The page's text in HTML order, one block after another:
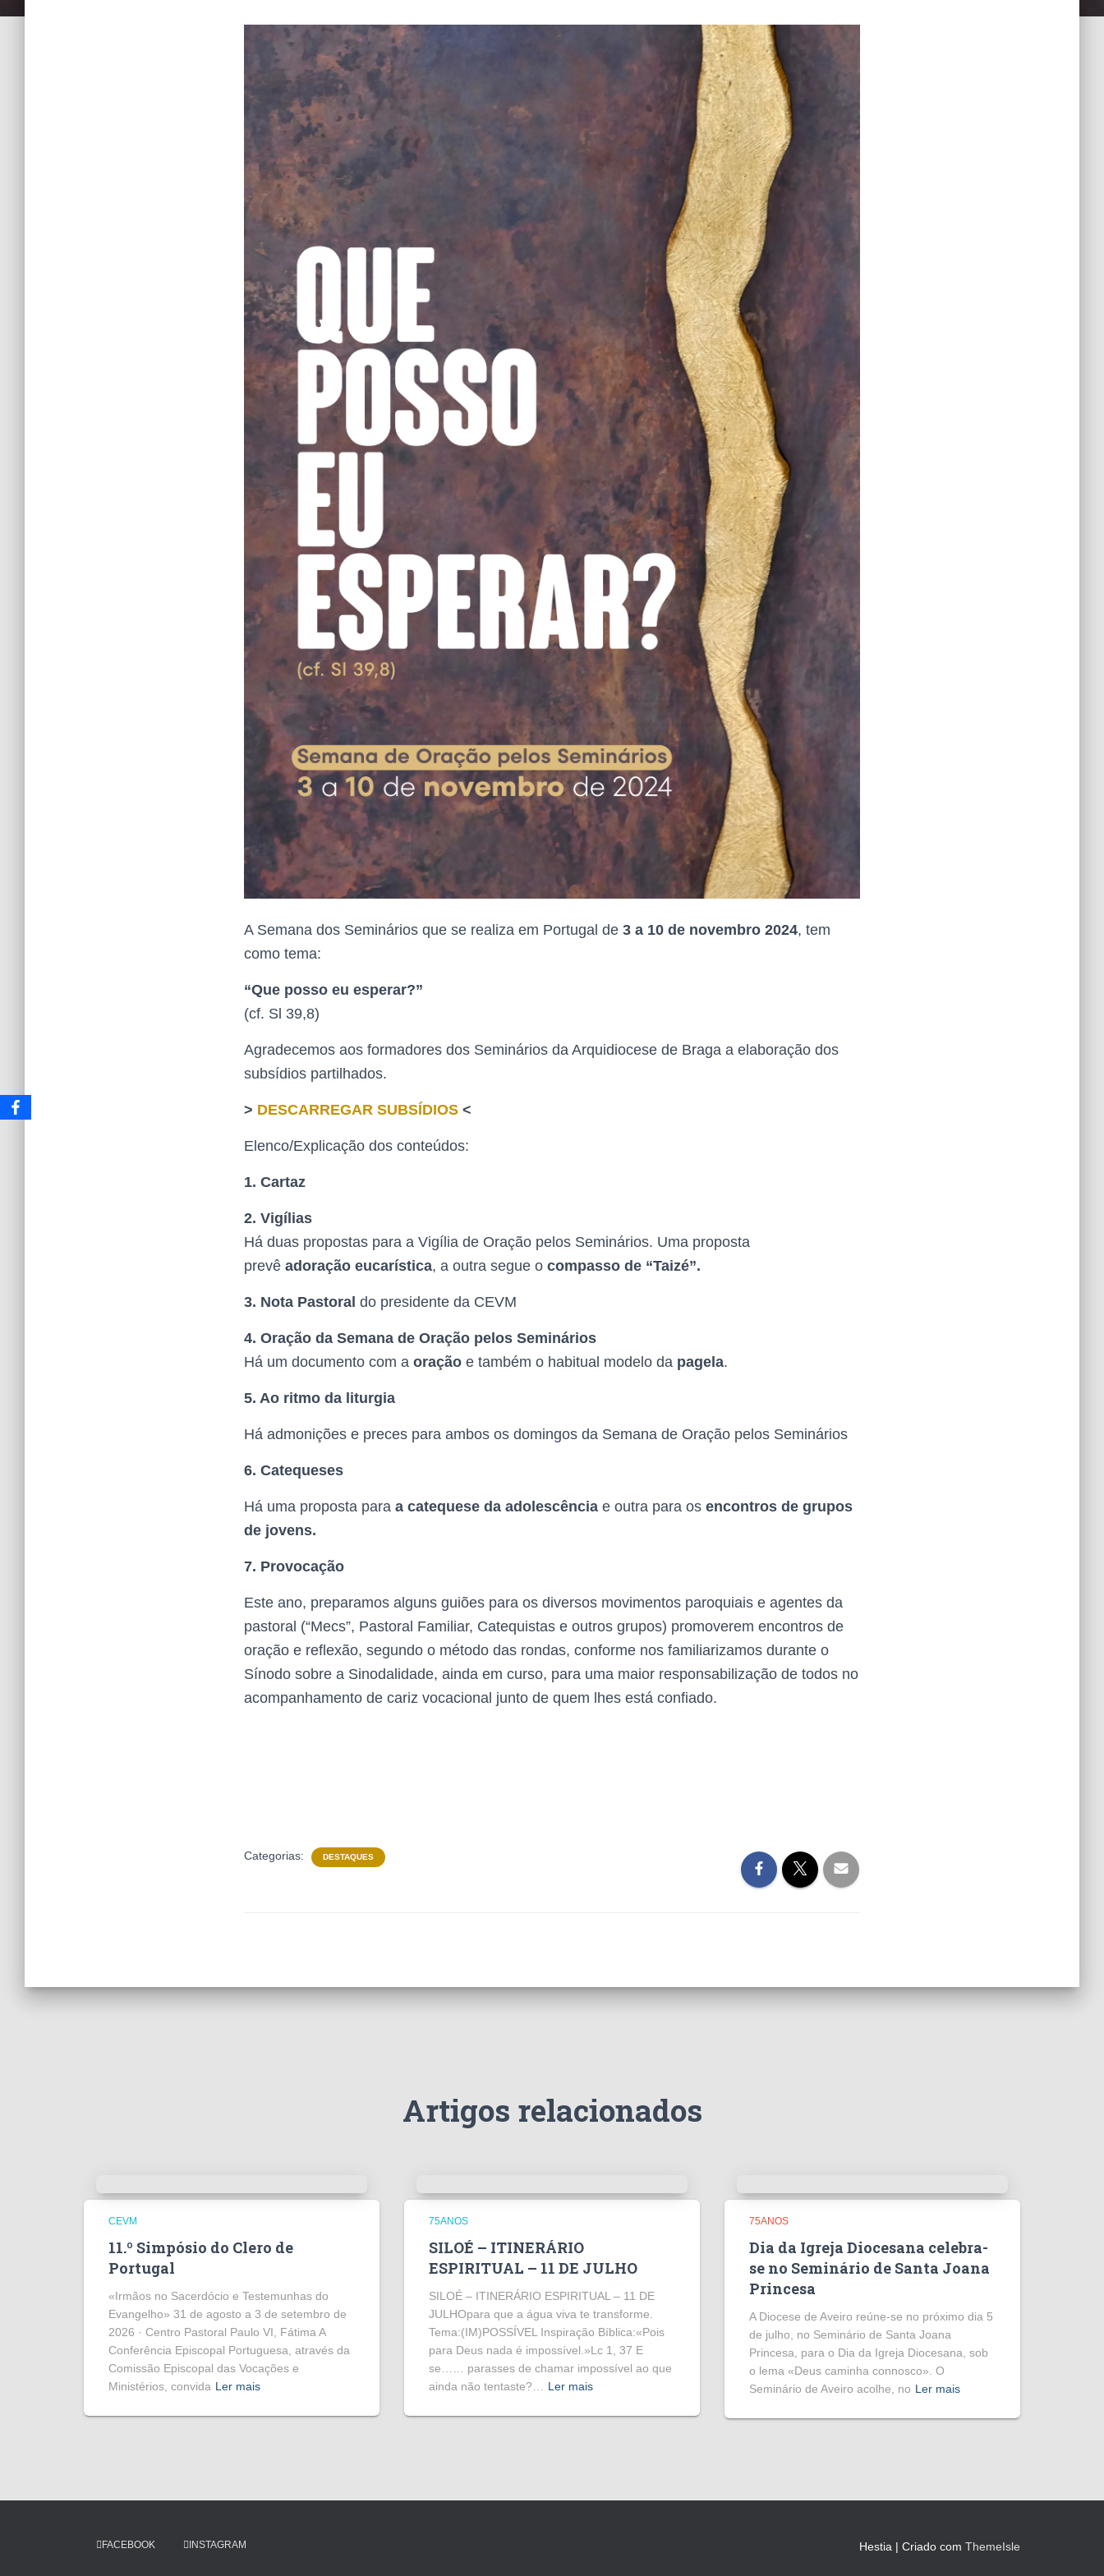
A Semana dos Seminários que se realiza em Portugal de 3 a 10 de novembro 2024, tem
como tema:
“Que posso eu esperar?”
(cf. Sl 39,8)
Agradecemos aos formadores dos Seminários da Arquidiocese de Braga a elaboração dos
subsídios partilhados.
> DESCARREGAR SUBSÍDIOS <
Elenco/Explicação dos conteúdos:
1. Cartaz
2. Vigílias
Há duas propostas para a Vigília de Oração pelos Seminários. Uma proposta
prevê adoração eucarística, a outra segue o compasso de “Taizé”.
3. Nota Pastoral do presidente da CEVM
4. Oração da Semana de Oração pelos Seminários
Há um documento com a oração e também o habitual modelo da pagela.
5. Ao ritmo da liturgia
Há admonições e preces para ambos os domingos da Semana de Oração pelos Seminários
6. Catequeses
Há uma proposta para a catequese da adolescência e outra para os encontros de grupos
de jovens.
7. Provocação
Este ano, preparamos alguns guiões para os diversos movimentos paroquiais e agentes da
pastoral (“Mecs”, Pastoral Familiar, Catequistas e outros grupos) promoverem encontros de
oração e reflexão, segundo o método das rondas, conforme nos familiarizamos durante o
Sínodo sobre a Sinodalidade, ainda em curso, para uma maior responsabilização de todos no
acompanhamento de cariz vocacional junto de quem lhes está confiado.
Categorias: DESTAQUES
Artigos relacionados
CEVM
11.º Simpósio do Clero de
Portugal
«Irmãos no Sacerdócio e Testemunhas do
Evangelho» 31 de agosto a 3 de setembro de
2026 · Centro Pastoral Paulo VI, Fátima A
Conferência Episcopal Portuguesa, através da
Comissão Episcopal das Vocações e
Ministérios, convida Ler mais
75ANOS
SILOÉ – ITINERÁRIO
ESPIRITUAL – 11 DE JULHO
SILOÉ – ITINERÁRIO ESPIRITUAL – 11 DE
JULHOpara que a água viva te transforme.
Tema:(IM)POSSÍVEL Inspiração Bíblica:«Pois
para Deus nada é impossível.»Lc 1, 37 E
se…… parasses de chamar impossível ao que
ainda não tentaste?…
Ler mais
75ANOS
Dia da Igreja Diocesana celebra-
se no Seminário de Santa Joana
Princesa
A Diocese de Aveiro reúne-se no próximo dia 5
de julho, no Seminário de Santa Joana
Princesa, para o Dia da Igreja Diocesana, sob
o lema «Deus caminha connosco». O
Seminário de Aveiro acolhe, no Ler mais
FACEBOOK INSTAGRAM Hestia | Criado com ThemeIsle